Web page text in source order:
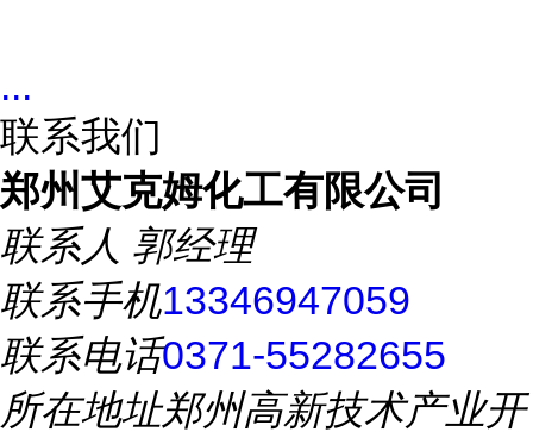
...
联系我们
郑州艾克姆化工有限公司
联系人 郭经理
联系手机13346947059
联系电话0371-55282655
所在地址郑州高新技术产业开